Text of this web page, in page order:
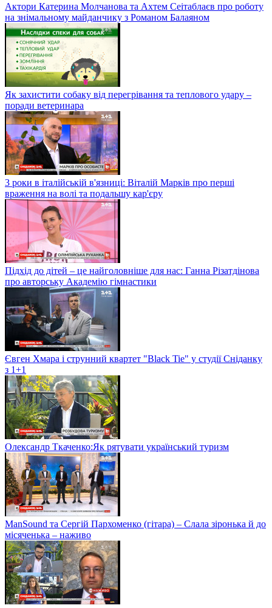
Актори Катерина Молчанова та Ахтем Сеітаблаєв про роботу
на знімальному майданчику з Романом Балаяном
Як захистити собаку від перегрівання та теплового удару –
поради ветеринара
3 роки в італійській в'язниці: Віталій Марків про перші
враження на волі та подальшу кар'єру
Підхід до дітей – це найголовніше для нас: Ганна Різатдінова
про авторську Академію гімнастики
Євген Хмара і струнний квартет "Black Tie" у студії Сніданку
з 1+1
Олександр Ткаченко:Як рятувати український туризм
ManSound та Сергій Пархоменко (гітара) – Слала зіронька й до
місяченька – наживо